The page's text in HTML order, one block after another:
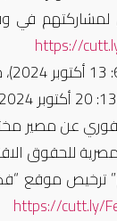
لمشاركتهم
https://
عن مصير
ترخيص موقع
https://cutt.ly/